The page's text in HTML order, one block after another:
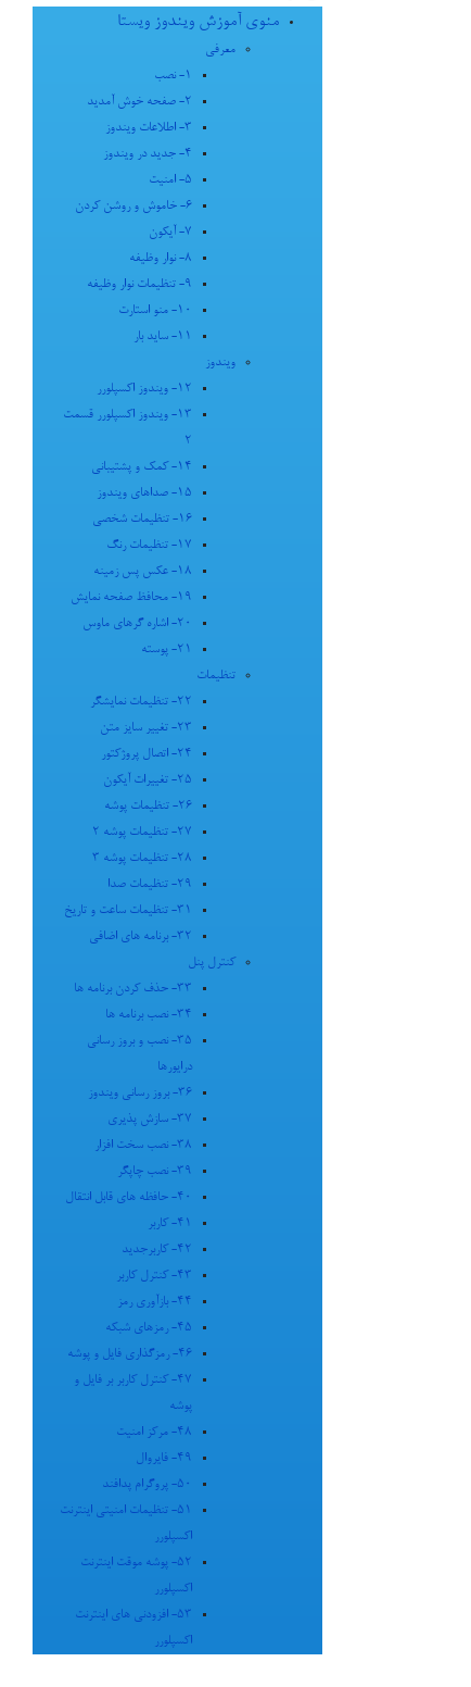
منوی آموزش ویندوز ویستا
معرفی
1- نصب
2- صفحه خوش آمدید
3- اطلاعات ویندوز
4- جدید در ویندوز
5- امنیت
6- خاموش و روشن کردن
7- آیکون
8- نوار وظیفه
9- تنظیمات نوار وظیفه
10- منو استارت
11- ساید بار
ویندوز
12- ویندوز اکسپلورر
13- ویندوز اکسپلورر قسمت
2
14- کمک و پشتیبانی
15- صداهای ویندوز
16- تنظیمات شخصی
17- تنظیمات رنگ
18- عکس پس زمینه
19- محافظ صفحه نمایش
20- اشاره گرهای ماوس
21- پوسته
تنظیمات
22- تنظیمات نمایشگر
23- تغییر سایز متن
24- اتصال پروژکتور
25- تغییرات آیکون
26- تنظیمات پوشه
27- تنظیمات پوشه 2
28- تنظیمات پوشه 3
29- تنظیمات صدا
31- تنظیمات ساعت و تاریخ
32- برنامه های اضافی
کنترل پنل
33- حذف کردن برنامه ها
34- نصب برنامه ها
35- نصب و بروز رسانی
درایورها
36- بروز رسانی ویندوز
37- سازش پذیری
38- نصب سخت افزار
39- نصب چاپگر
40- حافظه های قابل انتقال
41- کاربر
42- کاربرجدید
43- کنترل کاربر
44- بازآوری رمز
45- رمزهای شبکه
46- رمزگذاری فایل و پوشه
47- کنترل کاربر بر فایل و
پوشه
48- مرکز امنیت
49- فایروال
50- پروگرام پدافند
51- تنظیمات امنیتی اینترنت
اکسپلورر
52- پوشه موقت اینترنت
اکسپلورر
53- افزودنی های اینترنت
اکسپلورر